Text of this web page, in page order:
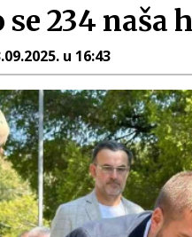
234
u 16:43